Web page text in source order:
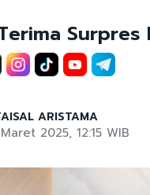
Surpres
ARISTAMA
2025, 12:15 WIB